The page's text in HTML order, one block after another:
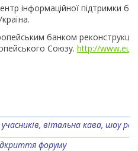
інформаційної підтримки
банком
Союзу. http://
учасників, вітальна кава, шоу
форуму